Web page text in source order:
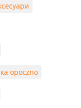
opoczno